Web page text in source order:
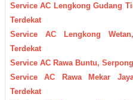
Service AC Lengkong Gudang
Terdekat
Service AC Lengkong
Terdekat
Service AC Rawa Buntu,
Service AC Rawa Mekar
Terdekat